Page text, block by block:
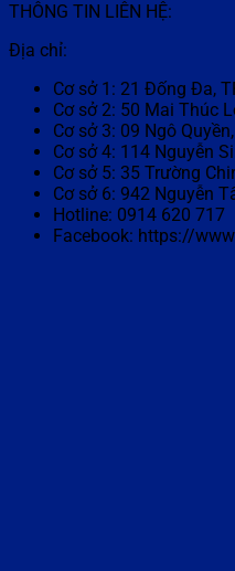
THÔNG TIN LIÊN HỆ:
Địa chỉ:
Cơ sở 1: 21 Đống Đa,
Cơ sở 2: 50 Mai Thúc
Cơ sở 3: 09 Ngô
Cơ sở 4: 114 Nguyễn
Cơ sở 5: 35 Trường
Cơ sở 6: 942 Nguyễn
Hotline: 0914 620 717
Facebook: https://